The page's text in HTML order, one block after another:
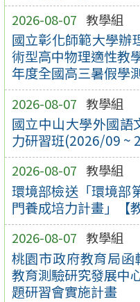
2026-08-07 教學組
國立彰化師範大學辦
術型高中物理適性教
年度全國高三暑假學
2026-08-07 教學組
國立中山大學外國
力研習班(2026/09 ~
2026-08-07 教學組
環境部檢送「環境部
門養成培力計畫」【
2026-08-07 教學組
桃園市政府教育局
教育測驗研究發展中
題研習會實施計畫